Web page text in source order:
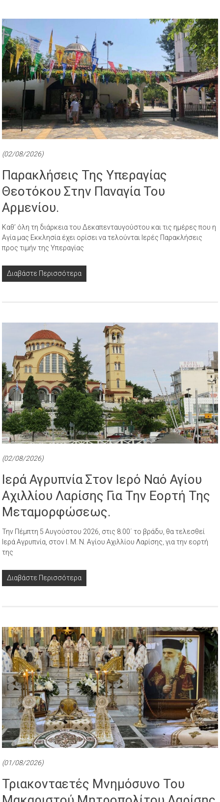
(02/08/2026)
Παρακλήσεις Της Υπεραγίας
Θεοτόκου Στην Παναγία Του
Αρμενίου.
Καθ’ όλη τη διάρκεια του Δεκαπενταυγούστου και τις ημέρες που η
Αγία μας Εκκλησία έχει ορίσει να τελούνται Ιερές Παρακλήσεις
προς τιμήν της Υπεραγίας
Διαβάστε Περισσότερα
(02/08/2026)
Ιερά Αγρυπνία Στον Ιερό Ναό Αγίου
Αχιλλίου Λαρίσης Για Την Εορτή Της
Μεταμορφώσεως.
Την Πέμπτη 5 Αυγούστου 2026, στις 8.00΄ το βράδυ, θα τελεσθεί
Ιερά Αγρυπνία, στον Ι. Μ. Ν. Αγίου Αχιλλίου Λαρίσης, για την εορτή
της
Διαβάστε Περισσότερα
(01/08/2026)
Τριακονταετές Μνημόσυνο Του